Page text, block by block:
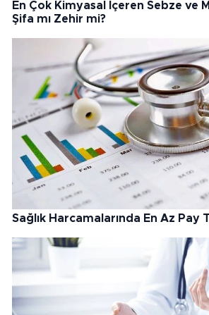
En Çok Kimyasal İçeren Sebze ve
Şifa mı Zehir mi?
Sağlık Harcamalarında En Az Pay